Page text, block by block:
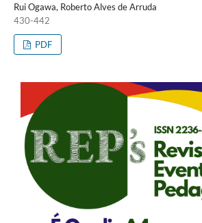
Rui Ogawa, Roberto Alves de Arruda
430-442
PDF